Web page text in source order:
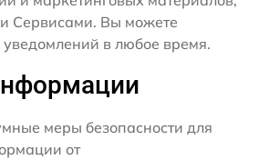
Сервисами. Вы можете
уведомлений в любое время.
меры безопасности для
от